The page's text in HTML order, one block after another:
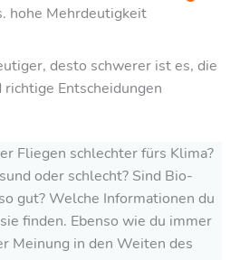
hohe Mehrdeutigkeit
desto schwerer ist es, die
Entscheidungen
Fliegen schlechter fürs Klima?
oder schlecht? Sind Bio-
gut? Welche Informationen du
finden. Ebenso wie du immer
Meinung in den Weiten des